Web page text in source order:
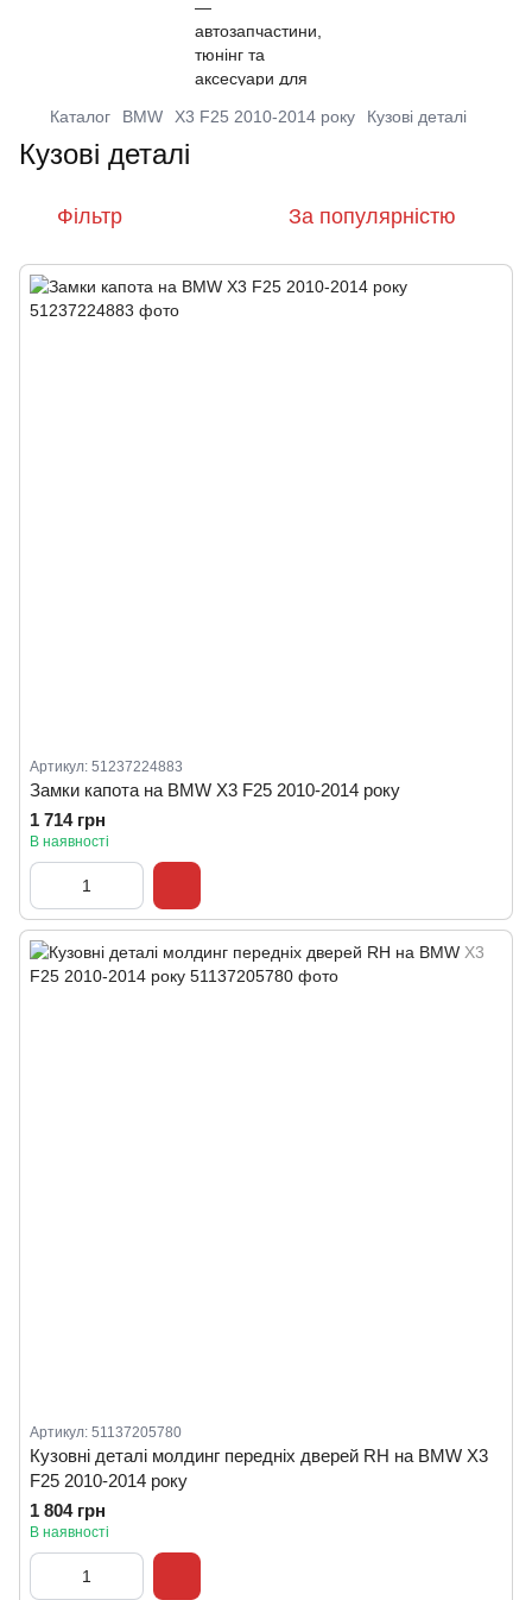
Каталог BMW X3 F25 2010-2014 року Кузові деталі
Кузові деталі
Фільтр За популярністю
Артикул: 51237224883
Замки капота на BMW X3 F25 2010-2014 року
1 714 грн
В наявності
Артикул: 51137205780
Кузовні деталі молдинг передніх дверей RH на BMW X3
F25 2010-2014 року
1 804 грн
В наявності